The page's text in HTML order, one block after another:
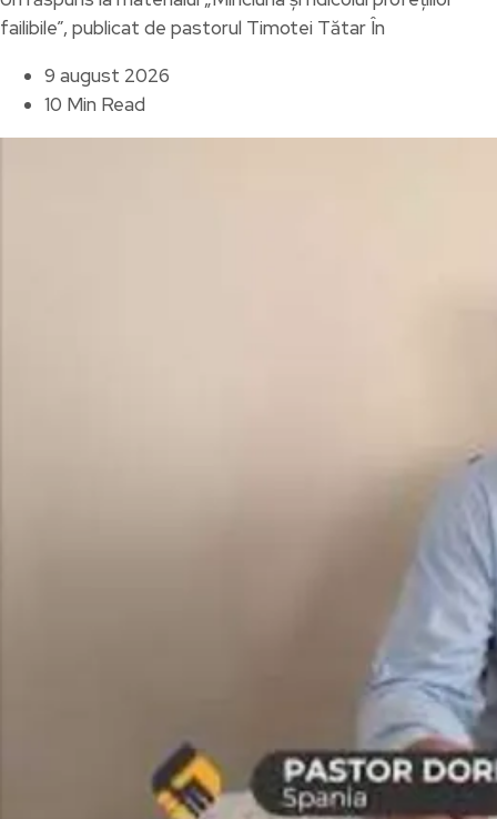
failibile”, publicat de pastorul Timotei Tătar În
9 august 2026
10 Min Read